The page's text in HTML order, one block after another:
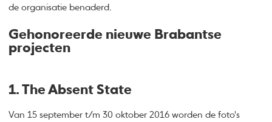
de organisatie benaderd.
Gehonoreerde nieuwe Brabantse
projecten
1. The Absent State
Van 15 september t/m 30 oktober 2016 worden de foto's